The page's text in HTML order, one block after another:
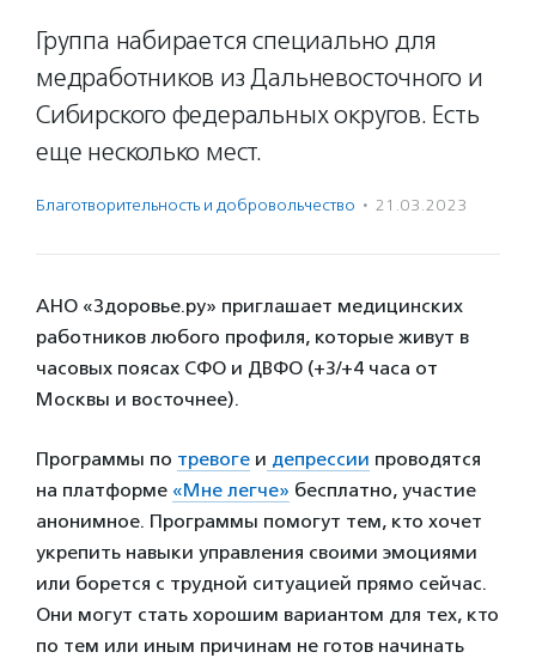
Группа набирается специально для
медработников из Дальневосточного и
Сибирского федеральных округов. Есть
еще несколько мест.
Благотвори­тель­ность и доброволь­чест­во · 21.03.2023
АНО «Здоровье.ру» приглашает медицинских
работников любого профиля, которые живут в
часовых поясах СФО и ДВФО (+3/+4 часа от
Москвы и восточнее).
Программы по тревоге и депрессии проводятся
на платформе «Мне легче» бесплатно, участие
анонимное. Программы помогут тем, кто хочет
укрепить навыки управления своими эмоциями
или борется с трудной ситуацией прямо сейчас.
Они могут стать хорошим вариантом для тех, кто
по тем или иным причинам не готов начинать